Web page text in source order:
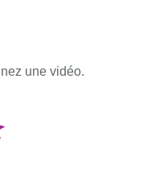
une vidéo.